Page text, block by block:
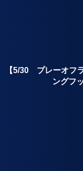
【5/30 プレーオフ
ングフ